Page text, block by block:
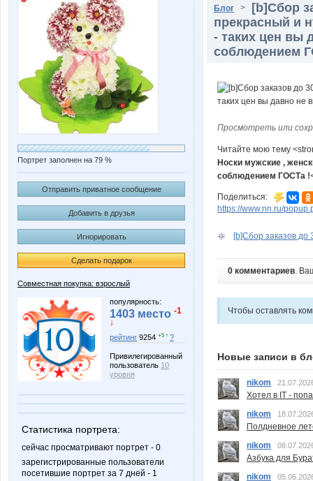
Портрет заполнен на 79 %
Отправить приватное сообщение
Добавить в друзья
Игнорировать
Сделать подарок
Совместная покупка: взрослый
популярность:
1403 место -1
↓
рейтинг 9254 +5 ↑ ?
Привилегированный
пользователь 10
уровня
Статистика портрета:
сейчас просматривают портрет - 0
зарегистрированные пользователи
посетившие портрет за 7 дней - 1
Блог >
[b]Сбор
прекрасный и
- таких цен вы
соблюдением
Просмотреть или
Читайте мою тему
Носки мужские ,
соблюдением ГОСТа !
Поделиться:
https://www.nn.ru/
[b]Сбор заказов до
0 комментариев.
Чтобы оставлять
Новые записи в
nikom
Хотел в IT -
nikom
Полдневное
nikom
Азбука для
nikom